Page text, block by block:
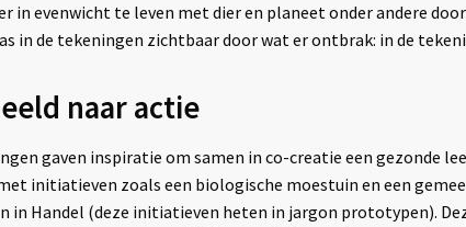
in evenwicht te leven met dier en planeet onder andere
in de tekeningen zichtbaar door wat er ontbrak: in de
naar actie
gaven inspiratie om samen in co-creatie een gezonde
initiatieven zoals een biologische moestuin en een
in Handel (deze initiatieven heten in jargon prototypen).